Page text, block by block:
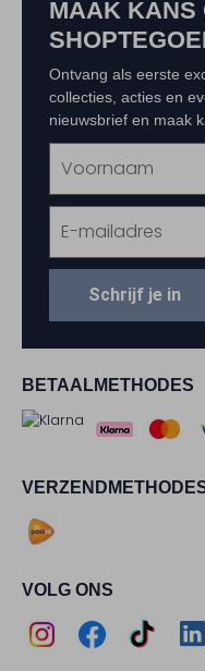
BETAALMETHODES
VOLG ONS
MAAK KANS
Ontvang als eerste
collecties, acties en
nieuwsbrief en maak
Schrijf je in